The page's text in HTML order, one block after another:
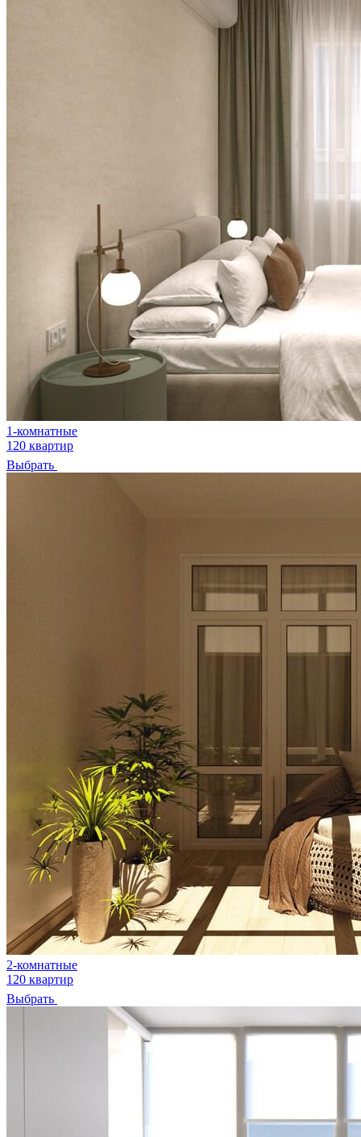
1-комнатные
120 квартир
Выбрать
2-комнатные
120 квартир
Выбрать